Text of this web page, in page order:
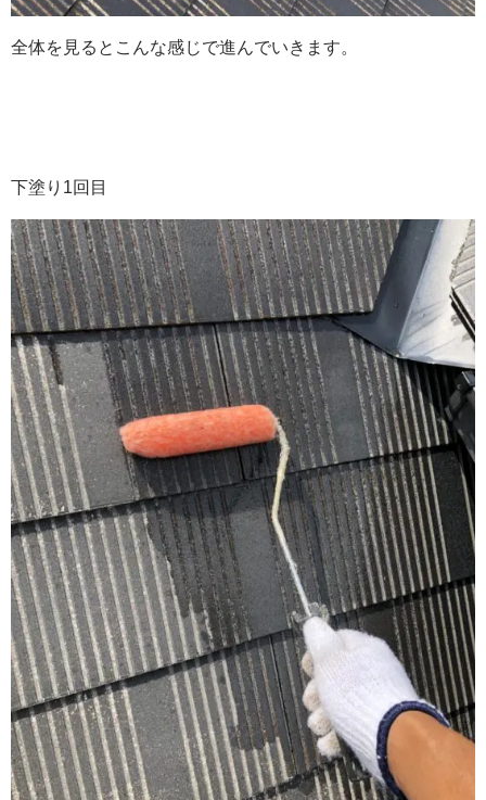
全体を見るとこんな感じで進んでいきます。
下塗り1回目